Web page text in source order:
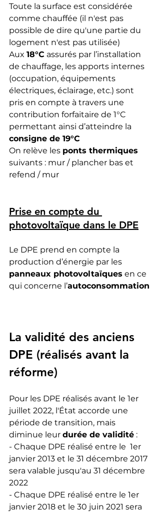
Toute la surface est considérée
comme chauffée (il n'est pas
possible de dire qu'une partie du
logement n'est pas utilisée)
Aux 18°C assurés par l’installation
de chauffage, les apports internes
(occupation, équipements
électriques, éclairage, etc.) sont
pris en compte à travers une
contribution forfaitaire de 1°C
permettant ainsi d’atteindre la
consigne de 19°C
On relève les ponts thermiques
suivants : mur / plancher bas et
refend / mur
Prise en compte du
photovoltaïque dans le DPE
Le DPE prend en compte la
production d’énergie par les
panneaux photovoltaïques en ce
qui concerne l’autoconsommation
La validité des anciens
DPE (réalisés avant la
réforme)
Pour les DPE réalisés avant le 1er
juillet 2022, l'État accorde une
période de transition, mais
diminue leur durée de validité :
- Chaque DPE réalisé entre le  1er
janvier 2013 et le 31 décembre 2017
sera valable jusqu'au 31 décembre
2022
- Chaque DPE réalisé entre le 1er
janvier 2018 et le 30 juin 2021 sera